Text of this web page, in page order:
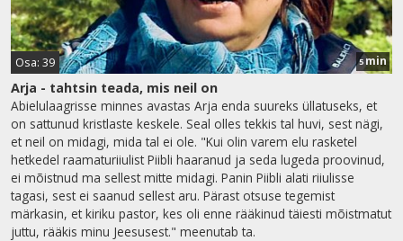
Osa: 39 5min
Arja - tahtsin teada, mis neil on
Abielulaagrisse minnes avastas Arja enda suureks üllatuseks, et
on sattunud kristlaste keskele. Seal olles tekkis tal huvi, sest nägi,
et neil on midagi, mida tal ei ole. "Kui olin varem elu rasketel
hetkedel raamaturiiulist Piibli haaranud ja seda lugeda proovinud,
ei mõistnud ma sellest mitte midagi. Panin Piibli alati riiulisse
tagasi, sest ei saanud sellest aru. Pärast otsuse tegemist
märkasin, et kiriku pastor, kes oli enne rääkinud täiesti mõistmatut
juttu, rääkis minu Jeesusest." meenutab ta.